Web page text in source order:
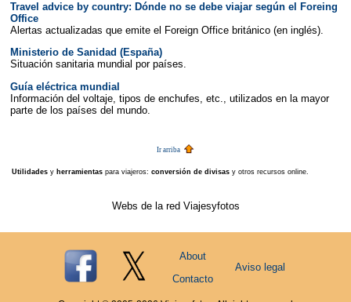
Travel advice by country: Dónde no se debe viajar según el Foreing
Office
Alertas actualizadas que emite el Foreign Office británico (en inglés).
Ministerio de Sanidad (España)
Situación sanitaria mundial por países.
Guía eléctrica mundial
Información del voltaje, tipos de enchufes, etc., utilizados en la mayor
parte de los países del mundo.
Ir arriba
Utilidades y herramientas para viajeros: conversión de divisas y otros recursos online.
Webs de la red Viajesyfotos
About
Contacto
Aviso legal